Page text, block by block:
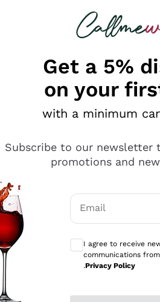
looking for
professionalità
Get a 5%
on your
with a minimum
Subscribe to our newsletter
promotions and
Email
I agree to receive
communications
.Privacy Policy